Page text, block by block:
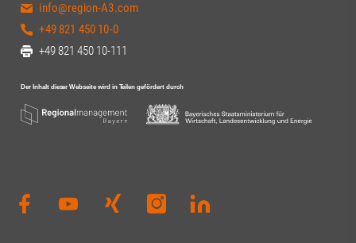
info@region-A3.com
+49 821 450 10-0
+49 821 450 10-111